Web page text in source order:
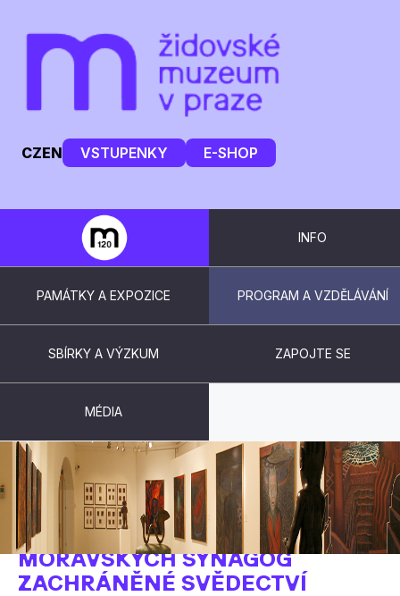
CZEN VSTUPENKY E-SHOP
INFO
PAMÁTKY A EXPOZICE PROGRAM A VZDĚLÁVÁNÍ
SBÍRKY A VÝZKUM ZAPOJTE SE
MÉDIA
GENIZOT - NÁLEZY Z ČESKÝCH A
MORAVSKÝCH SYNAGOG
ZACHRÁNĚNÉ SVĚDECTVÍ